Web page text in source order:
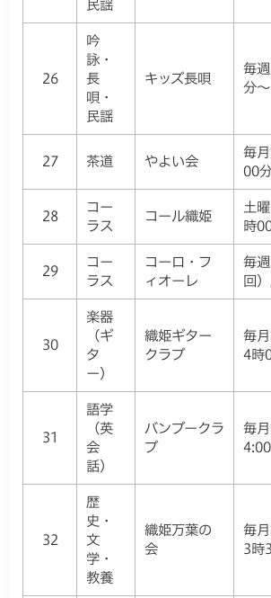
民謡
26
吟
詠・
長
唄・
民謡
キッズ長唄
毎
分～
27 茶道 やよい会
毎
00
28
コー
ラス
コール織姫
土
時
29
コー
ラス
コーロ・フ
ィオーレ
毎
回
30
楽器
（ギ
タ
ー）
織姫ギター
クラブ
毎
4時
31
語学
（英
会
話）
バンブークラ
ブ
毎
32
歴
史・
文
学・
教養
織姫万葉の
会
毎
3時